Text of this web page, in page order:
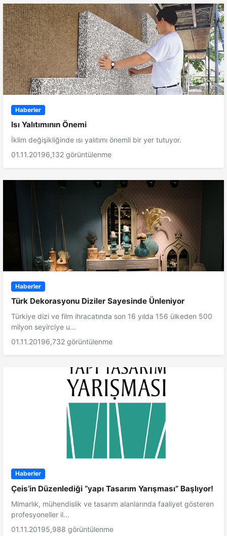
Haberler
Isı Yalıtımının Önemi
İklim değişikliğinde ısı yalıtımı önemli bir yer tutuyor.
01.11.20196,132 görüntülenme
Haberler
Türk Dekorasyonu Diziler Sayesinde Ünleniyor
Türkiye dizi ve film ihracatında son 16 yılda 156 ülkeden 500
milyon seyirciye u...
01.11.20196,732 görüntülenme
Haberler
Çeis’in Düzenlediği “yapı Tasarım Yarışması” Başlıyor!
Mimarlık, mühendislik ve tasarım alanlarında faaliyet gösteren
profesyoneller il...
01.11.20195,988 görüntülenme